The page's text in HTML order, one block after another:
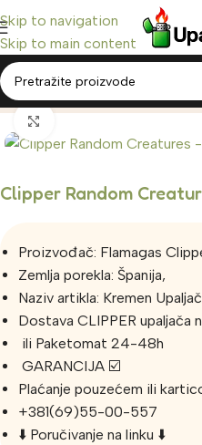
Skip to navigation
Skip to main content
Home/ Clipper Upaljači
Clipper Random
Proizvođač: Flamagas
Zemlja porekla: Španija,
Naziv artikla: Kremen
Dostava CLIPPER upaljača
ili Paketomat 24-48h
GARANCIJA ☑️
Plaćanje pouzećem ili
+381(69)55-00-557
⬇️ Poručivanje na linku ⬇️